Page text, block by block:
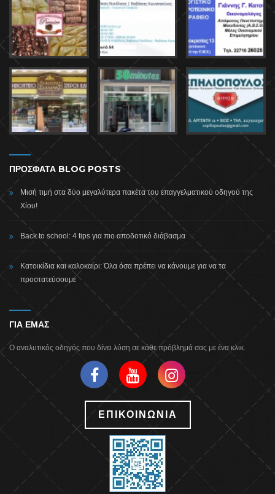
ΠΡΟΣΦΑΤΑ BLOG POSTS
Μισή τιμή στα δύο μεγαλύτερα πακέτα του επαγγελματικού οδηγού της
Χίου!
Back to school: 4 tips για πιο αποδοτικό διάβασμα
Κατοικίδια και καλοκαίρι: Όλα όσα πρέπει να κάνουμε για να τα
προστατεύσουμε
ΓΙΑ ΕΜΑΣ
Ο αναλυτικός οδηγός που δίνει λύση σε κάθε πρόβλημά σας με ένα κλικ.
ΕΠΙΚΟΙΝΩΝΙΑ